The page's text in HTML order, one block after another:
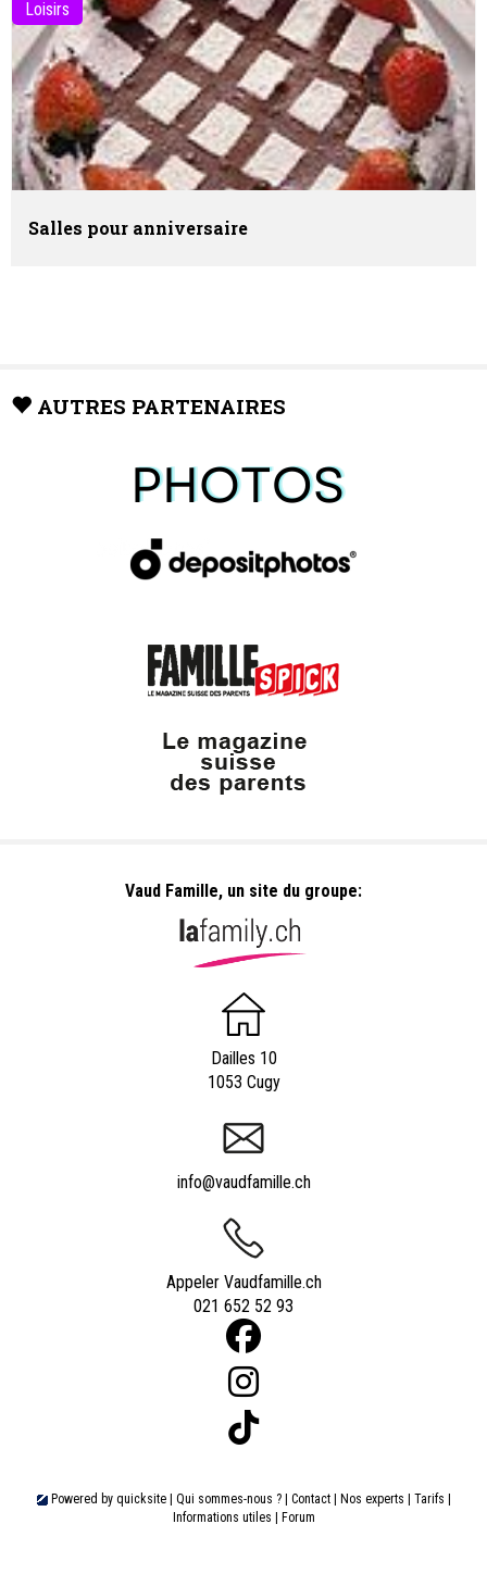
Loisirs
Salles pour anniversaire
AUTRES PARTENAIRES
Vaud Famille, un site du groupe:
Dailles 10
1053 Cugy
info@vaudfamille.ch
Appeler Vaudfamille.ch
021 652 52 93
Powered by quicksite Qui sommes-nous ?| Contact| Nos experts Tarifs
Informations utiles
Forum